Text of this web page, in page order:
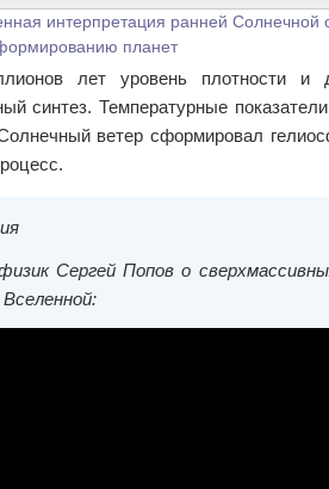
интерпретация ранней Солнечной
планет
лет уровень плотности и
синтез. Температурные
ветер сформировал
Сергей Попов о
Вселенной: